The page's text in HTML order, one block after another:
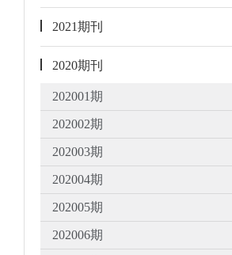
2021期刊
2020期刊
202001期
202002期
202003期
202004期
202005期
202006期